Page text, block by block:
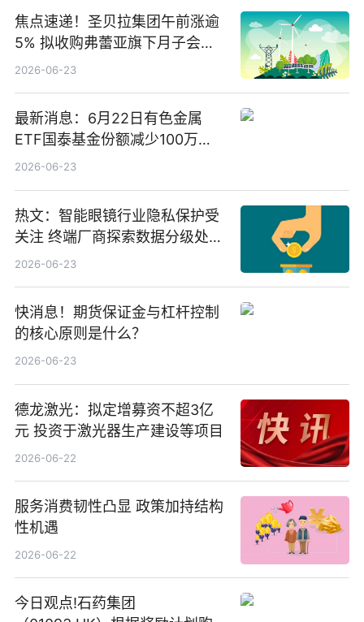
焦点速递！圣贝拉集团午前涨逾
5% 拟收购弗蕾亚旗下月子会所
业务少数股权
2026-06-23
最新消息：6月22日有色金属
ETF国泰基金份额减少100万
份，重仓股紫金矿业、洛阳钼
2026-06-23
热文：智能眼镜行业隐私保护受
关注 终端厂商探索数据分级处理
等方案
2026-06-23
快消息！期货保证金与杠杆控制
的核心原则是什么？
2026-06-23
德龙激光：拟定增募资不超3亿
元 投资于激光器生产建设等项目
2026-06-22
服务消费韧性凸显 政策加持结构
性机遇
2026-06-22
今日观点!石药集团